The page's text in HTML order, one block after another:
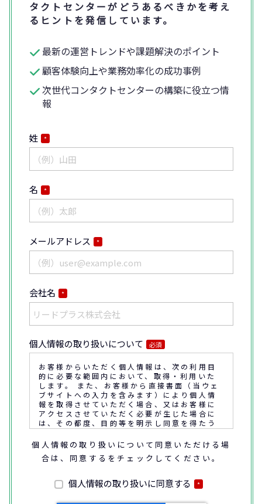
タクトセンターがどうあるべきかを考え
るヒントを発信しています。
最新の運営トレンドや課題解決のポイント
顧客体験向上や業務効率化の成功事例
次世代コンタクトセンターの構築に役立つ情
報
姓 *
名 *
メールアドレス *
会社名 *
個人情報の取り扱いについて 必須
お客様からいただく個人情報は、次の利用目
的に必要な範囲内において、取得・利用いた
します。 また、お客様から直接書面（当ウェ
ブサイトへの入力を含みます）により個人情
報を取得させていただく場合、又はお客様に
アクセスさせていただく必要が生じた場合に
は、その都度、目的等を明示し同意を得たう
えで取得又はアクセスさせていただきます。
なお、通話内容の確認や応対品質の評価・研
客様との通話内容を書面、音声又は電子的方
法により記録させていただくことがありま
個人情報の取り扱いについて同意いただける場
合は、同意するをチェックしてください。
個人情報の取り扱いに同意する *